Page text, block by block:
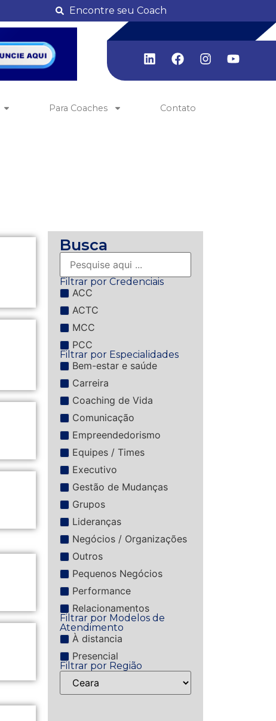
Encontre seu Coach
Para Coaches Contato
Busca
Filtrar por Credenciais
ACC
ACTC
MCC
PCC
Filtrar por Especialidades
Bem-estar e saúde
Carreira
Coaching de Vida
Comunicação
Empreendedorismo
Equipes / Times
Executivo
Gestão de Mudanças
Grupos
Lideranças
Negócios / Organizações
Outros
Pequenos Negócios
Performance
Relacionamentos
Filtrar por Modelos de
Atendimento
À distancia
Presencial
Filtrar por Região